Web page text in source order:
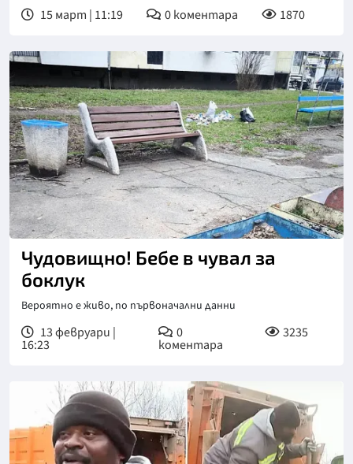
15 март | 11:19 0коментара 1870
Чудовищно! Бебе в чувал за
боклук
Вероятно е живо, по първоначални данни
13 февруари |
16:23
0
коментара
3235